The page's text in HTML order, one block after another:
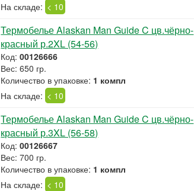
На складе: < 10
Термобелье Alaskan Man Guide C цв.чёрно-
красный р.2XL (54-56)
Код:00126666
Вес: 650 гр.
Количество в упаковке: 1 компл
На складе: < 10
Термобелье Alaskan Man Guide C цв.чёрно-
красный р.3XL (56-58)
Код:00126667
Вес: 700 гр.
Количество в упаковке: 1 компл
На складе: < 10